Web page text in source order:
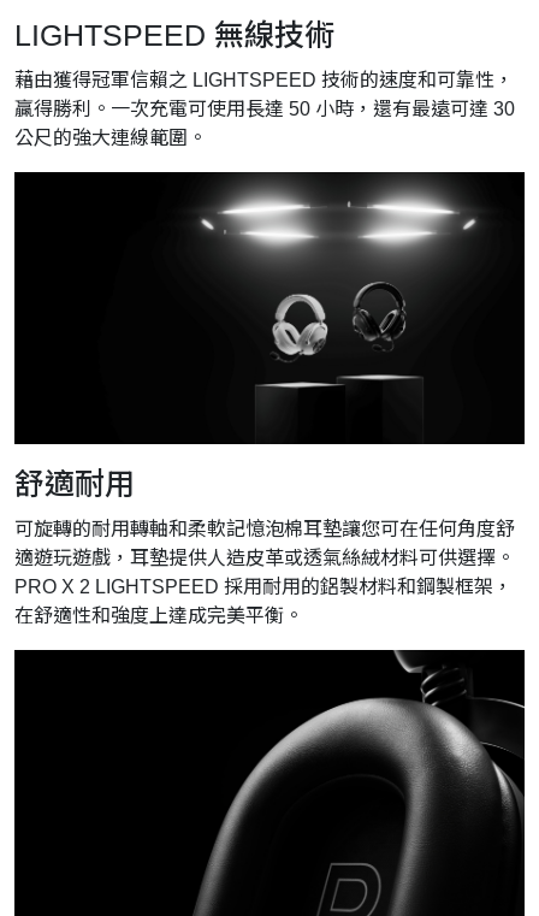
LIGHTSPEED 無線技術
藉由獲得冠軍信賴之 LIGHTSPEED 技術的速度和可靠性，
贏得勝利。一次充電可使用長達 50 小時，還有最遠可達 30
公尺的強大連線範圍。
舒適耐用
可旋轉的耐用轉軸和柔軟記憶泡棉耳墊讓您可在任何角度舒
適遊玩遊戲，耳墊提供人造皮革或透氣絲絨材料可供選擇。
PRO X 2 LIGHTSPEED 採用耐用的鋁製材料和鋼製框架，
在舒適性和強度上達成完美平衡。